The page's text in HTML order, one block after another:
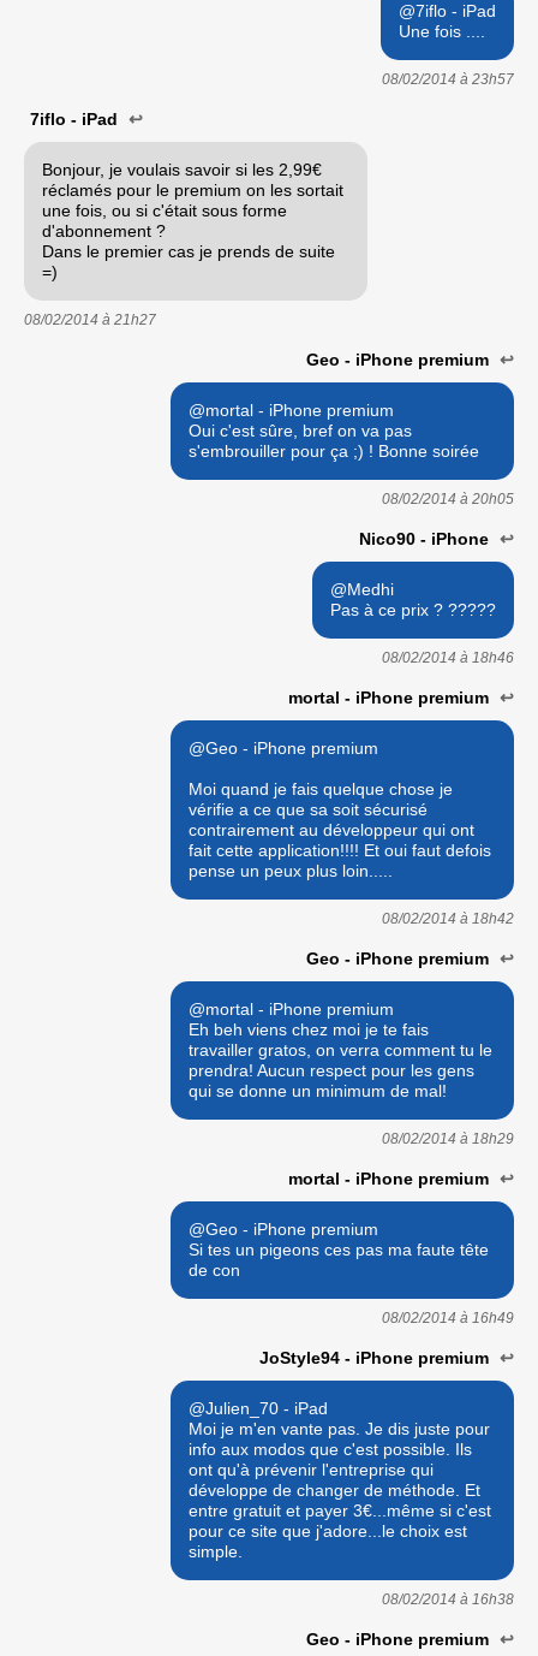
@7iflo - iPad
Une fois ....
08/02/2014 à 23h57
7iflo - iPad ↩
Bonjour, je voulais savoir si les 2,99€
réclamés pour le premium on les sortait
une fois, ou si c'était sous forme
d'abonnement ?
Dans le premier cas je prends de suite
=)
08/02/2014 à 21h27
Geo - iPhone premium ↩
@mortal - iPhone premium
Oui c'est sûre, bref on va pas
s'embrouiller pour ça ;) ! Bonne soirée
08/02/2014 à 20h05
Nico90 - iPhone ↩
@Medhi
Pas à ce prix ? ?????
08/02/2014 à 18h46
mortal - iPhone premium ↩
@Geo - iPhone premium
Moi quand je fais quelque chose je
vérifie a ce que sa soit sécurisé
contrairement au développeur qui ont
fait cette application!!!! Et oui faut defois
pense un peux plus loin.....
08/02/2014 à 18h42
Geo - iPhone premium ↩
@mortal - iPhone premium
Eh beh viens chez moi je te fais
travailler gratos, on verra comment tu le
prendra! Aucun respect pour les gens
qui se donne un minimum de mal!
08/02/2014 à 18h29
mortal - iPhone premium ↩
@Geo - iPhone premium
Si tes un pigeons ces pas ma faute tête
de con
08/02/2014 à 16h49
JoStyle94 - iPhone premium ↩
@Julien_70 - iPad
Moi je m'en vante pas. Je dis juste pour
info aux modos que c'est possible. Ils
ont qu'à prévenir l'entreprise qui
développe de changer de méthode. Et
entre gratuit et payer 3€...même si c'est
pour ce site que j'adore...le choix est
simple.
08/02/2014 à 16h38
Geo - iPhone premium ↩